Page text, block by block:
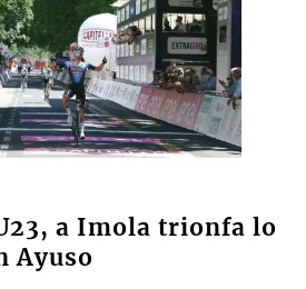
a Imola trionfa lo
Ayuso